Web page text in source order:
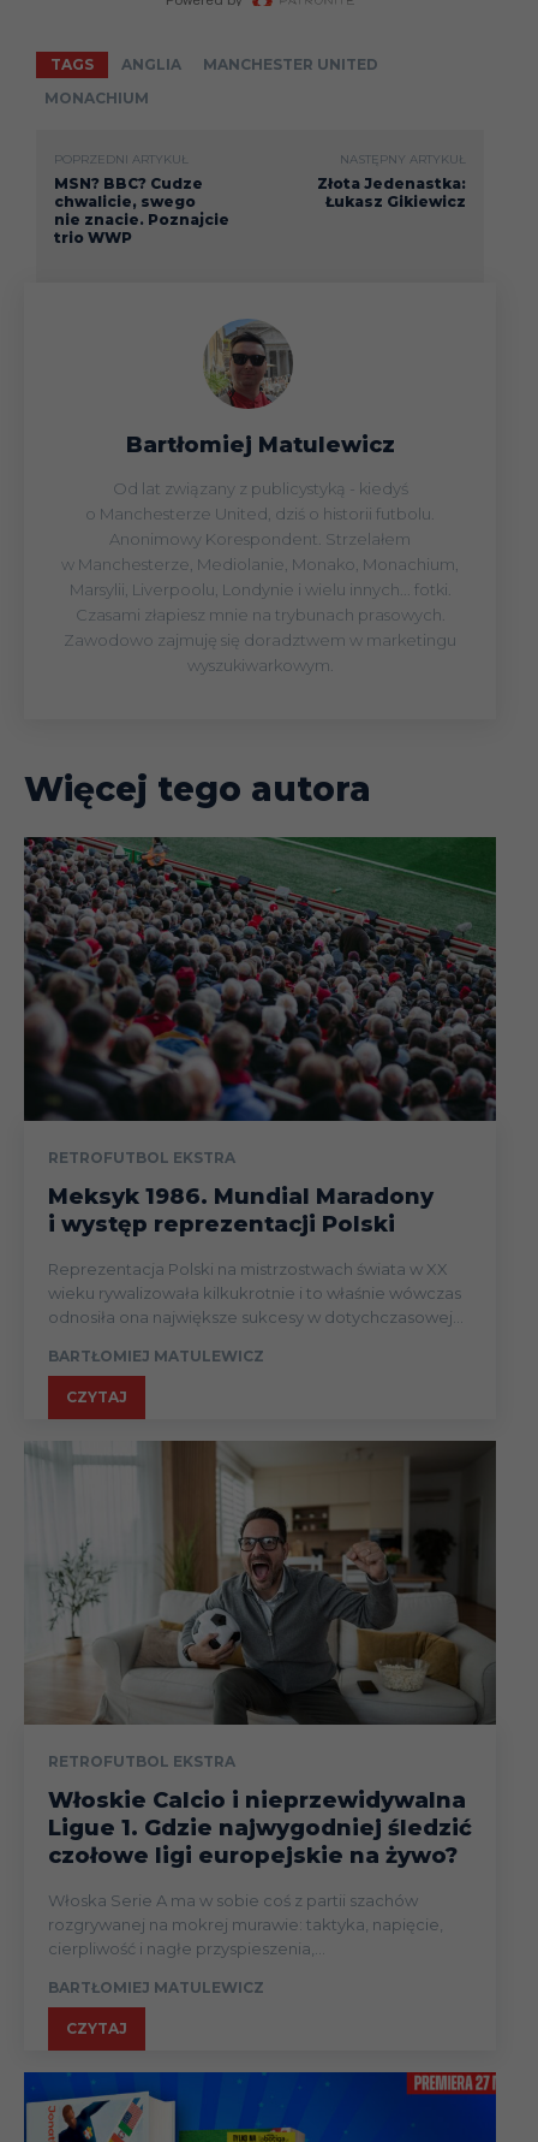
TAGS ANGLIA
MANCHESTER UNITED
MONACHIUM
POPRZEDNI ARTYKUŁ
MSN? BBC? Cudze
chwalicie, swego
nie znacie. Poznajcie
trio WWP
NASTĘPNY ARTYKUŁ
Złota Jedenastka:
Łukasz Gikiewicz
Bartłomiej Matulewicz
Od lat związany z publicystyką - kiedyś
o Manchesterze United, dziś o historii futbolu.
Anonimowy Korespondent. Strzelałem
w Manchesterze, Mediolanie, Monako, Monachium,
Marsylii, Liverpoolu, Londynie i wielu innych... fotki.
Czasami złapiesz mnie na trybunach prasowych.
Zawodowo zajmuję się doradztwem w marketingu
wyszukiwarkowym.
Więcej tego autora
RETROFUTBOL EKSTRA
Meksyk 1986. Mundial Maradony
i występ reprezentacji Polski
Reprezentacja Polski na mistrzostwach świata w XX
wieku rywalizowała kilkukrotnie i to właśnie wówczas
odnosiła ona największe sukcesy w dotychczasowej...
BARTŁOMIEJ MATULEWICZ
CZYTAJ
RETROFUTBOL EKSTRA
Włoskie Calcio i nieprzewidywalna
Ligue 1. Gdzie najwygodniej śledzić
czołowe ligi europejskie na żywo?
Włoska Serie A ma w sobie coś z partii szachów
rozgrywanej na mokrej murawie: taktyka, napięcie,
cierpliwość i nagłe przyspieszenia,...
BARTŁOMIEJ MATULEWICZ
CZYTAJ